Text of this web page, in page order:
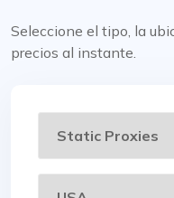
Seleccione el tipo, la
precios al instante.